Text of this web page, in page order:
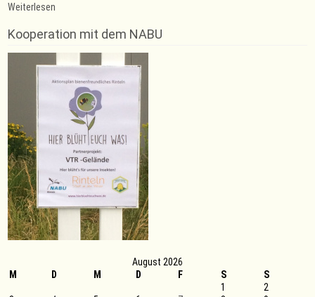
Weiterlesen
qualifizieren
sich
für
das
Halbfinale
der
NFV-
Futsal-
Liga
Kooperation mit dem NABU
August 2026
M
D M D F S
S
1
2